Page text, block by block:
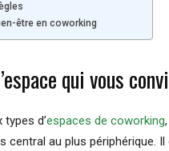
être en coworking
qui vous
d’espaces de coworking
central au plus